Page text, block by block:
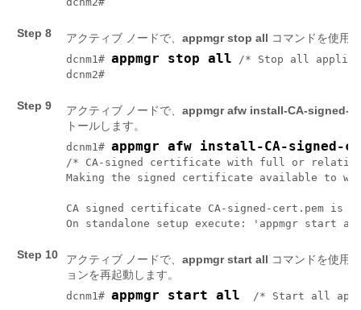
Step 8 アクティブ ノードで、 appmgr stop all コマンドを使用
dcnm1# appmgr stop all /* Stop all
dcnm2#
Step 9 アクティブ ノードで、 appmgr afw install-CA-signed-
トールします。
dcnm1# appmgr afw install-CA-signed-
/* CA-signed certificate with full or
Making the signed certificate available to
CA signed certificate CA-signed-cert.pem
Step 10 アクティブ ノードで、 appmgr start all コマンドを使用
ョンを再起動します。
dcnm1# appmgr start all
/* Start all